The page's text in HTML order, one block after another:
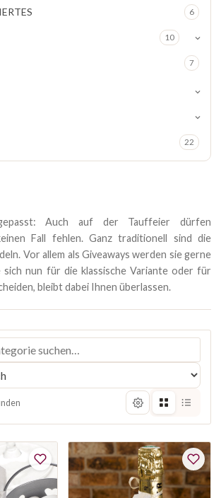
6
10
7
22
Auch auf der Tauffeier dürfen
Fall fehlen. Ganz traditionell sind die
Vor allem als Giveaways werden sie gerne
sich nun für die klassische Variante oder für
bleibt dabei Ihnen überlassen.